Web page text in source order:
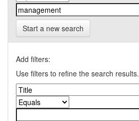
Start a new search
Add filters:
Use filters to refine the search results.